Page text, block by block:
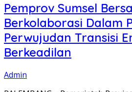
Pemprov Sumsel
Berkolaborasi Dalam
Perwujudan Transisi
Berkeadilan
Admin